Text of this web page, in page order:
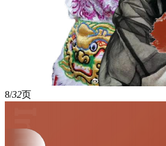
8/32页